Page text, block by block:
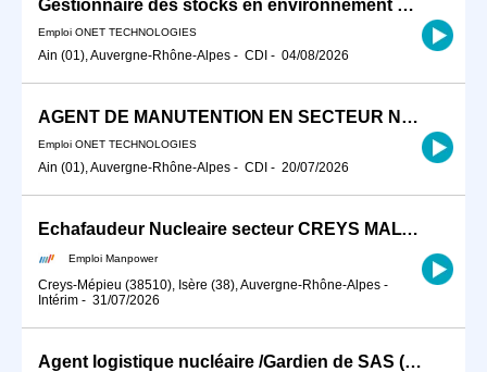
Gestionnaire des stocks en environnement nucléaire F/H
Emploi ONET TECHNOLOGIES
Ain (01), Auvergne-Rhône-Alpes - CDI - 04/08/2026
AGENT DE MANUTENTION EN SECTEUR NUCLEAIRE F/H
Emploi ONET TECHNOLOGIES
Ain (01), Auvergne-Rhône-Alpes - CDI - 20/07/2026
Echafaudeur Nucleaire secteur CREYS MALVILLE (H/F)
Emploi Manpower
Creys-Mépieu (38510), Isère (38), Auvergne-Rhône-Alpes -
Intérim - 31/07/2026
Agent logistique nucléaire /Gardien de SAS (H/F)